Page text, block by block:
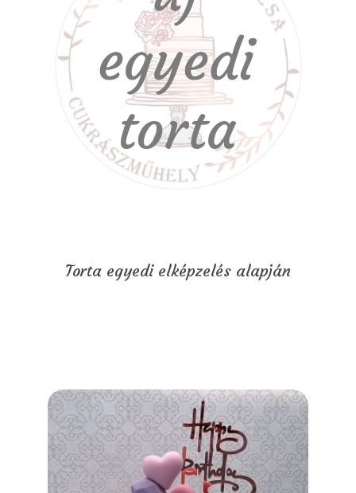
Torta egyedi elképzelés alapján